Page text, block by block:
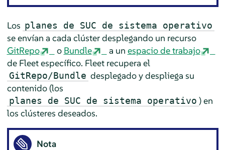
Los planes de SUC de sistema operativo
se envían a cada clúster desplegando un recurso
GitRepo
o Bundle a un espacio de trabajo
de Fleet específico. Fleet recupera el
GitRepo/Bundle desplegado y despliega su
contenido (los
planes de SUC de sistema operativo ) en
los clústeres deseados.
Nota